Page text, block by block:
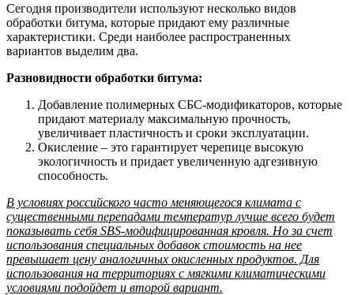
Сегодня производители используют несколько видов
обработки битума, которые придают ему различные
характеристики. Среди наиболее распространенных
вариантов выделим два.
Разновидности обработки битума:
Добавление полимерных СБС-модификаторов, которые
придают материалу максимальную прочность,
увеличивает пластичность и сроки эксплуатации.
Окисление – это гарантирует черепице высокую
экологичность и придает увеличенную адгезивную
способность.
В условиях российского часто меняющегося климата с
существенными перепадами температур лучше всего будет
показывать себя SBS-модифицированная кровля. Но за счет
использования специальных добавок стоимость на нее
превышает цену аналогичных окисленных продуктов. Для
использования на территориях с мягкими климатическими
условиями подойдет и второй вариант.